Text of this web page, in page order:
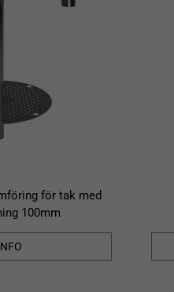
för tak med
100mm